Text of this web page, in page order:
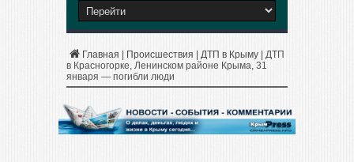
Главная Происшествия ДТП в Крыму
ДТП
в Красногорке, Ленинском районе Крыма, 31
января — погибли люди